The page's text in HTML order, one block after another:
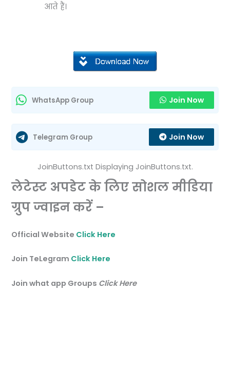
आते हैं।
WhatsApp Group Join Now
Telegram Group Join Now
JoinButtons.txt Displaying JoinButtons.txt.
लेटेस्ट अपडेट के लिए सोशल मीडिया
ग्रुप ज्वाइन करें –
Official Website Click Here
Join TeLegram Click Here
Join what app Groups Click Here